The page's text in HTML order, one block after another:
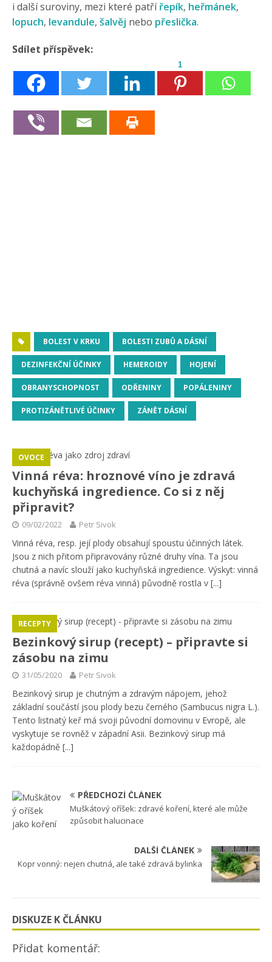
i další suroviny, mezi které patřířepík, heřmánek,
lopuch, levandule, šalvěj nebo přeslička.
Sdílet příspěvek:
1
BOLEST V KRKU BOLESTI ZUBŮ A DÁSNÍ
DEZINFEKČNÍ ÚČINKY HEMEROIDY HOJENÍ
OBRANYSCHOPNOST ODŘENINY POPÁLENINY
PROTIZÁNĚTLIVÉ ÚČINKY ZÁNĚT DÁSNÍ
Vinná réva: hroznové víno je zdravá
kuchyňská ingredience. Co si z něj
připravit?
OVOCE
09/02/2022 Petr Sivok
Vinná réva, resp. její plody obsahují spoustu účinných látek.
Jsou z nich přitom připravovány různé druhy vína. Ta jsou
chutná a navíc slouží jako kuchyňská ingredience. Výskyt: vinná
réva (správně ovšem réva vinná) původně rostla v [...]
Bezinkový sirup (recept) – připravte si
zásobu na zimu
RECEPTY
31/05/2020 Petr Sivok
Bezinkový sirup je chutným a zdravým nápojem, jehož
základní součástí jsou plody bezu černého (Sambucus nigra L.).
Tento listnatý keř má svoji původní domovinu v Evropě, ale
vyskytuje se rovněž v západní Asii. Bezinkový sirup má
každopádně [...]
PŘEDCHOZÍ ČLÁNEK
Muškátový oříšek: zdravé koření, které ale může
způsobit halucinace
DALŠÍ ČLÁNEK
Kopr vonný: nejen chutná, ale také zdravá bylinka
DISKUZE K ČLÁNKU
Přidat komentář: